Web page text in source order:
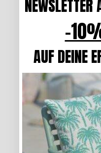
NEWSLETTER
-
AUF DEINE